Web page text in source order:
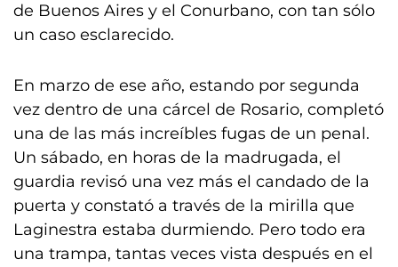
de Buenos Aires y el Conurbano, con tan sólo
un caso esclarecido.
En marzo de ese año, estando por segunda
vez dentro de una cárcel de Rosario, completó
una de las más increíbles fugas de un penal.
Un sábado, en horas de la madrugada, el
guardia revisó una vez más el candado de la
puerta y constató a través de la mirilla que
Laginestra estaba durmiendo. Pero todo era
una trampa, tantas veces vista después en el